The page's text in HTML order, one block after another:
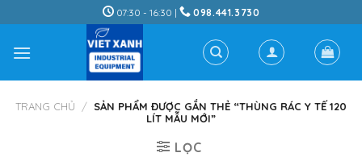
to
content
07:30 - 16:30 | 098.441.3730
TRANG CHỦ / SẢN PHẨM ĐƯỢC GẮN THẺ “THÙNG RÁC Y TẾ 120
LÍT MẪU MỚI”
LỌC